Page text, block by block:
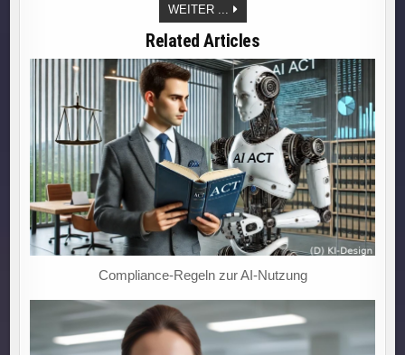
WEITER ...
DIGITALE
TRANSFORMATION:
DER
SCHLÜSSEL
KUNDENZUFRIEDENHEIT,
EFFIZIENZ
UND
INNOVATION
IM
UNTERNEHMENSALLTAG!
Related Articles
Compliance-Regeln zur AI-Nutzung